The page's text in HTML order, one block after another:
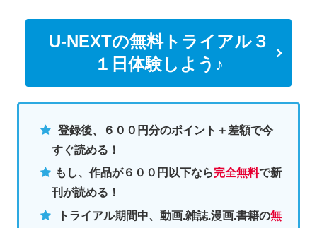
U-NEXTの無料トライアル３
１日体験しよう♪
登録後、６００円分のポイント＋差額で今
すぐ読める！
もし、作品が６００円以下なら完全無料で新
刊が読める！
トライアル期間中、動画.雑誌.漫画.書籍の無